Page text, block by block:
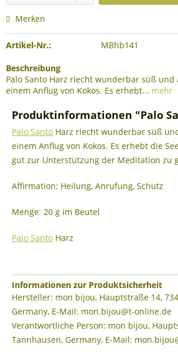
Merken
Artikel-Nr.: MBhb141
Beschreibung
Palo Santo Harz riecht wunderbar süß
einem Anflug von Kokos. Es erhebt... mehr
Produktinformationen "Palo
Palo Santo Harz riecht wunderbar süß
einem Anflug von Kokos. Es erhebt die
gut zur Unterstützung der Meditation zu
Affirmation: Heilung, Anrufung, Schutz
Menge: 20 g im Beutel
Palo Santo Harz
Informationen zur Produktsicherheit
Hersteller: mon bijou, Hauptstraße 14,
Germany, E-Mail: mon.bijou@t-online.de
Verantwortliche Person: mon bijou,
Tannhausen, Germany, E-Mail: